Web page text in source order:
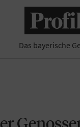
Das bayerische